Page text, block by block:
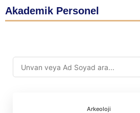
Akademik Personel
Arkeoloji